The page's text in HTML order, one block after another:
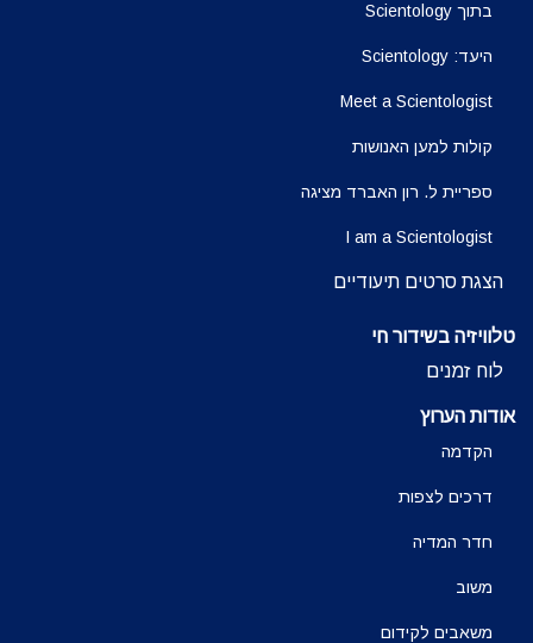
בתוך Scientology
היעד: Scientology
Meet a Scientologist
קולות למען האנושות
ספריית ל. רון האברד מציגה
I am a Scientologist
הצגת סרטים תיעודיים
טלוויזיה בשידור חי
לוח זמנים
אודות הערוץ
הקדמה
דרכים לצפות
חדר המדיה
משוב
משאבים לקידום